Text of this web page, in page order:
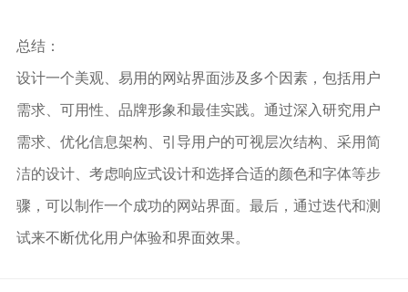
总结：
设计一个美观、易用的网站界面涉及多个因素，包括用户
需求、可用性、品牌形象和最佳实践。通过深入研究用户
需求、优化信息架构、引导用户的可视层次结构、采用简
洁的设计、考虑响应式设计和选择合适的颜色和字体等步
骤，可以制作一个成功的网站界面。最后，通过迭代和测
试来不断优化用户体验和界面效果。